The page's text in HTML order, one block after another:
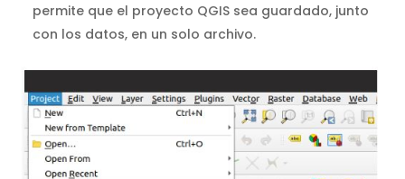
permite que el proyecto QGIS sea guardado, junto
con los datos, en un solo archivo.